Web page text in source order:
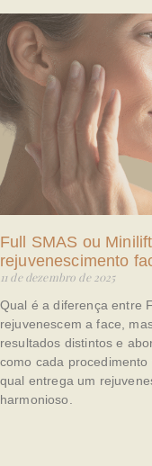
Full SMAS ou
rejuvenescimento
11 de dezembro de 2025
Qual é a diferença entre
rejuvenescem a face,
resultados distintos e
como cada
qual entrega um
harmonioso.